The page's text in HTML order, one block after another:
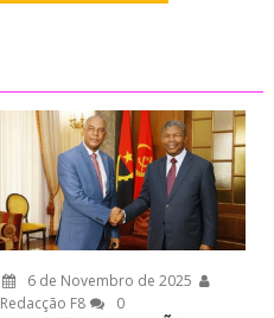
6 de Novembro de 2025
Redacção F8
0